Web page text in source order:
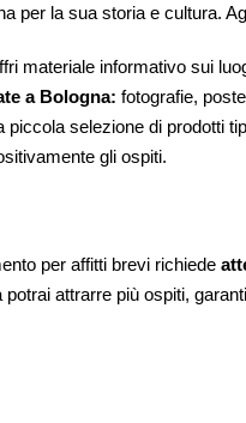
per la sua storia e cultura.
materiale informativo sui
a Bologna: fotografie,
piccola selezione di prodotti
gli ospiti.
per affitti brevi richiede
potrai attrarre più ospiti,